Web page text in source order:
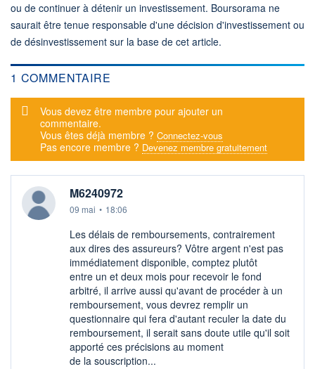
ou de continuer à détenir un investissement. Boursorama ne
saurait être tenue responsable d'une décision d'investissement ou
de désinvestissement sur la base de cet article.
1 COMMENTAIRE
Message d'alerte
Vous devez être membre pour ajouter un
commentaire.
Vous êtes déjà membre ? Connectez-vous
Pas encore membre ? Devenez membre gratuitement
M6240972
09 mai • 18:06
Les délais de remboursements, contrairement
aux dires des assureurs? Vôtre argent n'est pas
immédiatement disponible, comptez plutôt
entre un et deux mois pour recevoir le fond
arbitré, il arrive aussi qu'avant de procéder à un
remboursement, vous devrez remplir un
questionnaire qui fera d'autant reculer la date du
remboursement, il serait sans doute utile qu'il soit
apporté ces précisions au moment
de la souscription...